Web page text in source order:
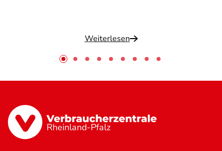
Weiterlesen
Rheinland-Pfalz